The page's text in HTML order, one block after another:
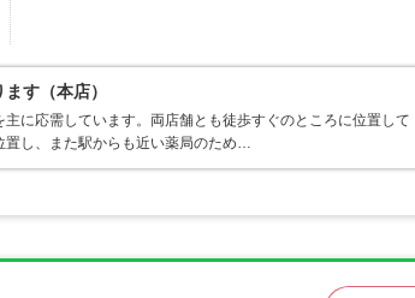
す（本店）
に応需しています。両店舗とも徒歩すぐのところに位置して
置し、また駅からも近い薬局のため…